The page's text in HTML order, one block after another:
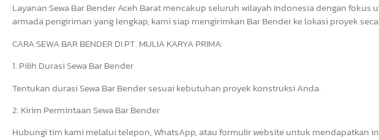
Layanan Sewa Bar Bender Aceh Barat mencakup seluruh wilayah Indonesia dengan
armada pengiriman yang lengkap, kami siap mengirimkan Bar Bender ke lokasi proyek
CARA SEWA BAR BENDER DI PT. MULIA KARYA PRIMA:
1. Pilih Durasi Sewa Bar Bender
Tentukan durasi Sewa Bar Bender sesuai kebutuhan proyek konstruksi Anda.
2. Kirim Permintaan Sewa Bar Bender
Hubungi tim kami melalui telepon, WhatsApp, atau formulir website untuk mendapatkan